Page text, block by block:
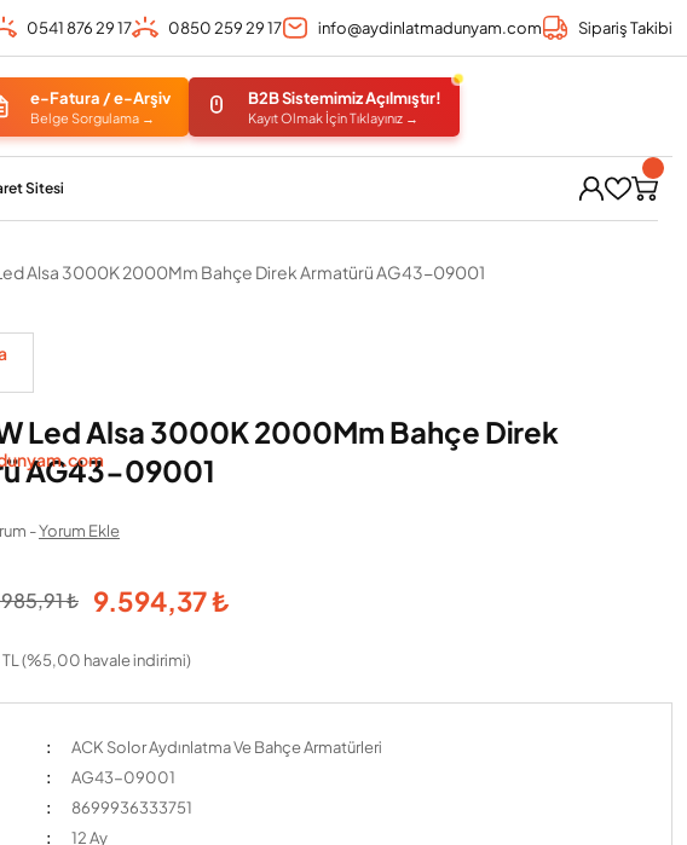
0541 876 29 17 0850 259 29 17 info@aydinlatmadunyam.com Sipariş Takibi
e-Fatura / e-Arşiv
Belge Sorgulama →
B2B Sistemimiz Açılmıştır!
Kayıt Olmak İçin Tıklayınız →
Sitesi
Alsa 3000K 2000Mm Bahçe Direk Armatürü AG43-09001
Led Alsa 3000K 2000Mm Bahçe Direk
AG43-09001
-Yorum Ekle
₺ 9.594,37 ₺
TL (%5,00 havale indirimi)
ACK Solor Aydınlatma Ve Bahçe Armatürleri
AG43-09001
8699936333751
12 Ay